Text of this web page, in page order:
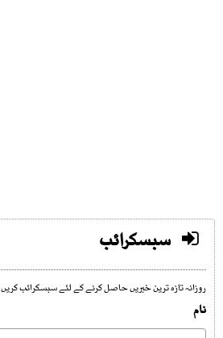
سبسکرائب
روزانہ تازہ ترین خبریں حاصل کرنے کے لئے سبسکرائب کریں
نام